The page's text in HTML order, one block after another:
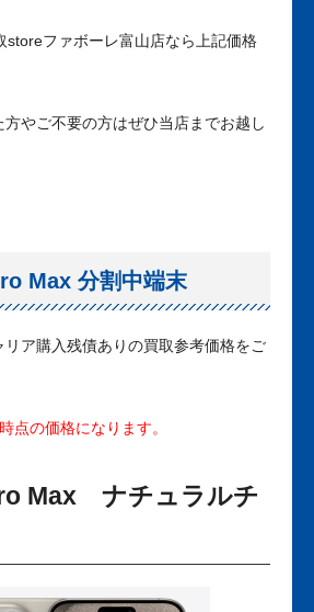
storeファボーレ富山店なら上記価格
やご不要の方はぜひ当店までお越し
Max 分割中端末
ア購入残債ありの買取参考価格をご
点の価格になります。
Max ナチュラルチ